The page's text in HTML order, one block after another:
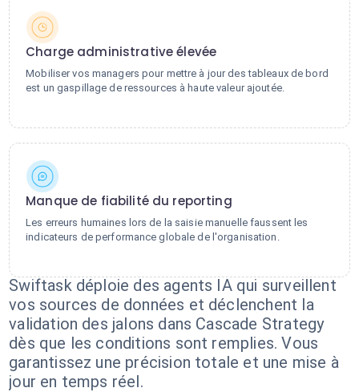
Charge administrative élevée
Mobiliser vos managers pour mettre à jour des tableaux de bord
est un gaspillage de ressources à haute valeur ajoutée.
Manque de fiabilité du reporting
Les erreurs humaines lors de la saisie manuelle faussent les
indicateurs de performance globale de l'organisation.
Swiftask déploie des agents IA qui surveillent
vos sources de données et déclenchent la
validation des jalons dans Cascade Strategy
dès que les conditions sont remplies. Vous
garantissez une précision totale et une mise à
jour en temps réel.